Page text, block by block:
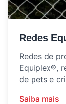
Redes
Redes de
Equiplex®,
de pets e
Saiba mais